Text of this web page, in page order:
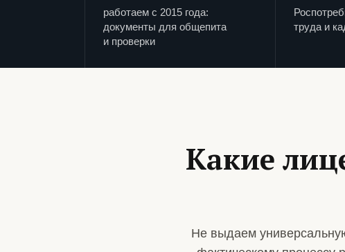
работаем с 2015 года:
документы для общепита
и проверки
труда и
Какие
Не выдаем